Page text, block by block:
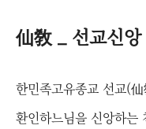
仙敎 _ 선교신앙
한민족고유종교 선교(
환인하느님을 신앙하